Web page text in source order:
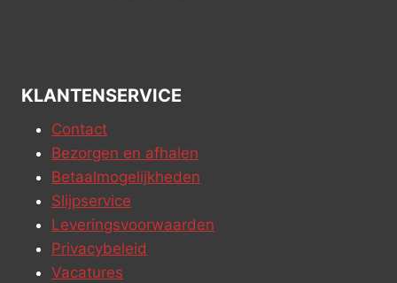
KLANTENSERVICE
Contact
Bezorgen en afhalen
Betaalmogelijkheden
Slijpservice
Leveringsvoorwaarden
Privacybeleid
Vacatures